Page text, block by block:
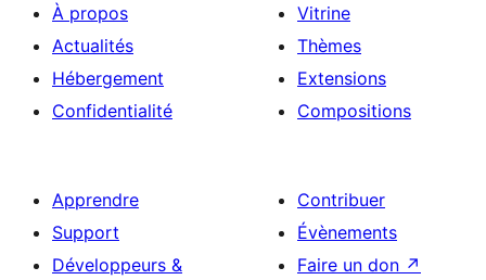
À propos
Actualités
Hébergement
Confidentialité
Vitrine
Thèmes
Extensions
Compositions
Apprendre
Support
Développeurs &
Contribuer
Évènements
Faire un don ↗